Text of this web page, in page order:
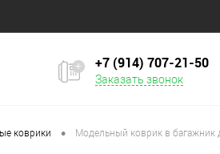
+7 (914) 707‒21‒50
Заказать звонок
коврики • Модельный коврик в багажник